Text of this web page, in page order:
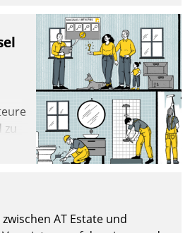
einen eigenen Kanal
zu
AT Estate und